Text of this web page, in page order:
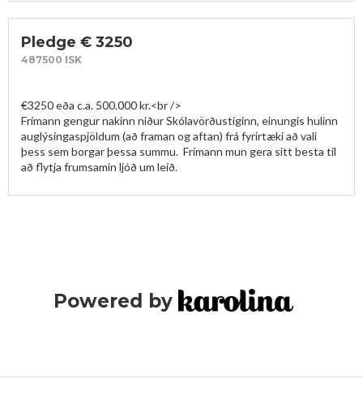
Pledge € 3250
487500 ISK
€3250 eða c.a. 500.000 kr.<br />
Frímann gengur nakinn niður Skólavörðustíginn, einungis hulinn
auglýsingaspjöldum (að framan og aftan) frá fyrirtæki að vali
þess sem borgar þessa summu.  Frímann mun gera sitt besta til
að flytja frumsamin ljóð um leið.
Powered by